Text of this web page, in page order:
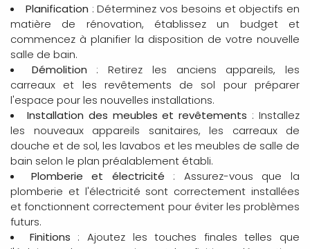
Planification : Déterminez vos besoins et objectifs en
matière de rénovation, établissez un budget et
commencez à planifier la disposition de votre nouvelle
salle de bain.
Démolition : Retirez les anciens appareils, les
carreaux et les revêtements de sol pour préparer
l'espace pour les nouvelles installations.
Installation des meubles et revêtements : Installez
les nouveaux appareils sanitaires, les carreaux de
douche et de sol, les lavabos et les meubles de salle de
bain selon le plan préalablement établi.
Plomberie et électricité : Assurez-vous que la
plomberie et l'électricité sont correctement installées
et fonctionnent correctement pour éviter les problèmes
futurs.
Finitions : Ajoutez les touches finales telles que